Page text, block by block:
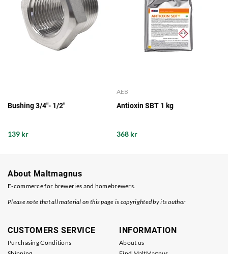
Bushing 3/4"- 1/2"
139 kr
AEB
Antioxin SBT 1 kg
368 kr
About Maltmagnus
E-commerce for breweries and homebrewers.
Please note that all material on this page is copyrighted by its author
CUSTOMERS SERVICE
Purchasing Conditions
INFORMATION
About us